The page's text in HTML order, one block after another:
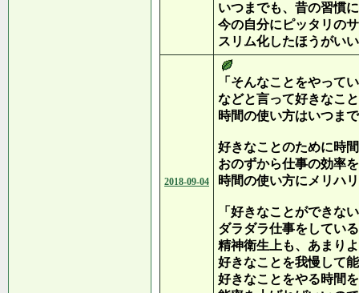
いつまでも、昔の習慣
今の自分にピッタリの
スリム化したほうがい
2018-09-04
「そんなことをやって
などと言って好きなこ
時間の使い方はいつま
好きなことのために時
おのずから仕事の効率
時間の使い方にメリハ
「好きなことができな
ダラダラ仕事をしてい
精神衛生上も、あまり
好きなことを我慢して
好きなことをやる時間